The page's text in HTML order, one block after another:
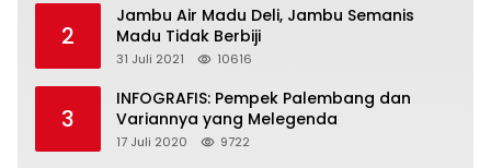
2
Jambu Air Madu Deli, Jambu Semanis
Madu Tidak Berbiji
31 Juli 2021 10616
3
INFOGRAFIS: Pempek Palembang dan
Variannya yang Melegenda
17 Juli 2020 9722